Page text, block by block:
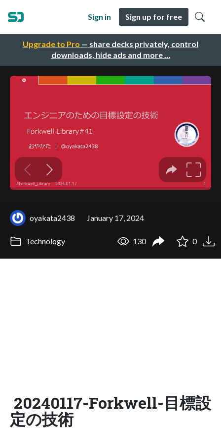
Upgrade to Pro — share decks privately, control
downloads, hide ads and more …
Sign in Sign up for free
oyakata2438 January 17, 2024
Technology 130 0
20240117-Forkwell-目標設
定の技術